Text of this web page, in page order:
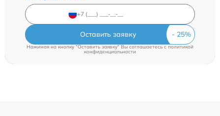
Оставить заявку
Нажимая на кнопку "Оставить заявку" Вы соглашаетесь cполитикой
конфиденциальности